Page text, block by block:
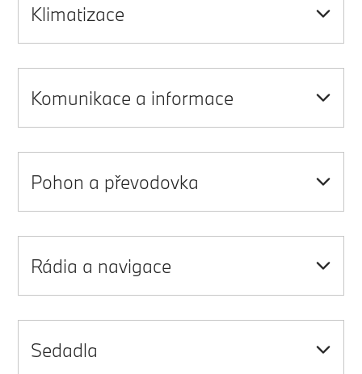
Klimatizace
Komunikace a informace
Pohon a převodovka
Rádia a navigace
Sedadla